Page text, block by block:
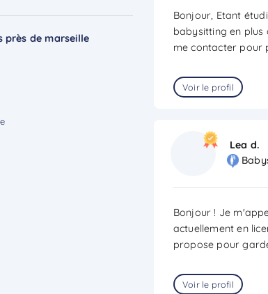
près de marseille
Bonjour, Etant
babysitting en plus
me contacter pour
Voir le profil
Lea d.
Bonjour ! Je
actuellement en
propose pour
Voir le profil